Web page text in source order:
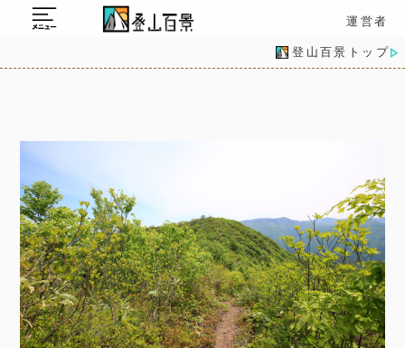
運営者
登山百景トップ